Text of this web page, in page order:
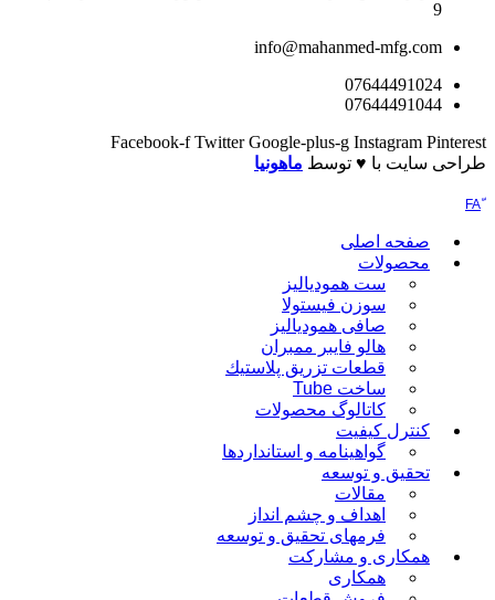
info@mahanmed-
Facebook-f Twitter Google-plus-g Instagram
با ♥️ توسط ماهونیا
صفحه اصلی
محصولات
ست همودیالیز
سوزن فیستولا
صافی همودیالیز
هالو فایبر ممبران
قطعات تزريق پلاستيك
ساخت Tube
کاتالوگ محصولات
کنترل کیفیت
گواهينامه و استانداردها
تحقيق و توسعه
مقالات
اهداف و چشم انداز
فرمهای تحقیق و توسعه
همکاری و مشارکت
همکاری